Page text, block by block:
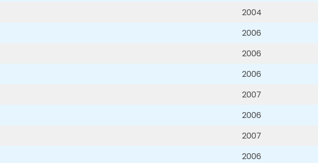
2004
2006
2006
2006
2007
2006
2007
2006